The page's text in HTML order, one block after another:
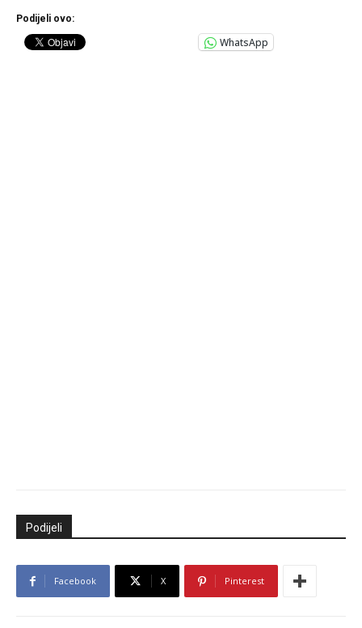
Podijeli ovo:
WhatsApp
Podijeli
Facebook X Pinterest